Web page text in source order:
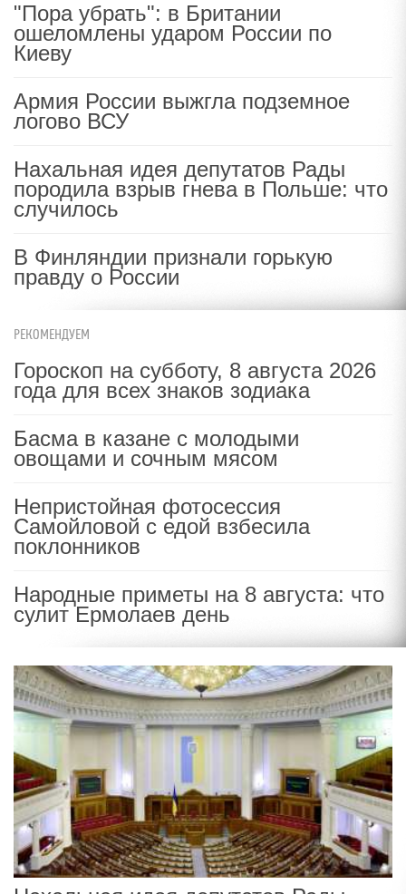
"Пора убрать": в Британии
ошеломлены ударом России по
Киеву
Армия России выжгла подземное
логово ВСУ
Нахальная идея депутатов Рады
породила взрыв гнева в Польше: что
случилось
В Финляндии признали горькую
правду о России
РЕКОМЕНДУЕМ
Гороскоп на субботу, 8 августа 2026
года для всех знаков зодиака
Басма в казане с молодыми
овощами и сочным мясом
Непристойная фотосессия
Самойловой с едой взбесила
поклонников
Народные приметы на 8 августа: что
сулит Ермолаев день